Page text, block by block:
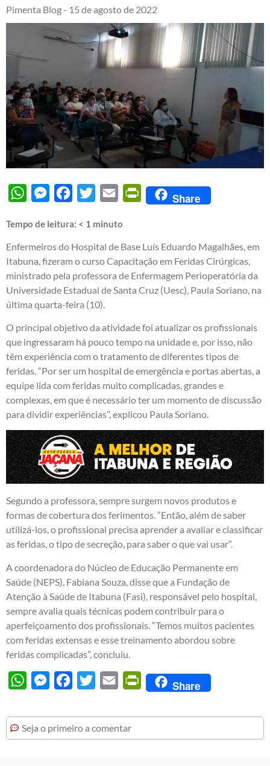
Pimenta Blog - 15 de agosto de 2022
WhatsAppMessengerFacebook
Twitter Email PrintFriendly
Share
Tempo de leitura: < 1 minuto
Enfermeiros do Hospital de Base Luís Eduardo Magalhães, em
Itabuna, fizeram o curso Capacitação em Feridas Cirúrgicas,
ministrado pela professora de Enfermagem Perioperatória da
Universidade Estadual de Santa Cruz (Uesc), Paula Soriano, na
última quarta-feira (10).
O principal objetivo da atividade foi atualizar os profissionais
que ingressaram há pouco tempo na unidade e, por isso, não
têm experiência com o tratamento de diferentes tipos de
feridas. “Por ser um hospital de emergência e portas abertas, a
equipe lida com feridas muito complicadas, grandes e
complexas, em que é necessário ter um momento de discussão
para dividir experiências”, explicou Paula Soriano.
Segundo a professora, sempre surgem novos produtos e
formas de cobertura dos ferimentos. “Então, além de saber
utilizá-los, o profissional precisa aprender a avaliar e classificar
as feridas, o tipo de secreção, para saber o que vai usar”.
A coordenadora do Núcleo de Educação Permanente em
Saúde (NEPS), Fabiana Souza, disse que a Fundação de
Atenção à Saúde de Itabuna (Fasi), responsável pelo hospital,
sempre avalia quais técnicas podem contribuir para o
aperfeiçoamento dos profissionais. “Temos muitos pacientes
com feridas extensas e esse treinamento abordou sobre
feridas complicadas”, concluiu.
WhatsAppMessengerFacebook
Twitter Email PrintFriendly
Share
Seja o primeiro a comentar